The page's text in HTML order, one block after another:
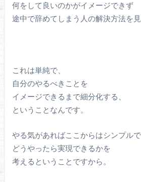
何をして良いのかがイメージできず
途中で辞めてしまう人の解決方法を見
これは単純で、
自分のやるべきことを
イメージできるまで細分化する、
ということなんです。
やる気があればここからはシンプルで
どうやったら実現できるかを
考えるということですから。